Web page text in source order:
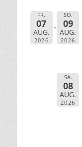
FR.
07
AUG.
2026
SO.
09
AUG.
2026
SA.
08
AUG.
2026